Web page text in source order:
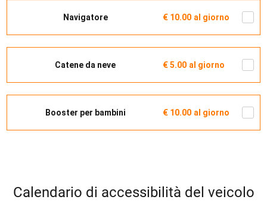
Navigatore € 10.00 al giorno
Catene da neve € 5.00 al giorno
Booster per bambini € 10.00 al giorno
Calendario di accessibilità del veicolo